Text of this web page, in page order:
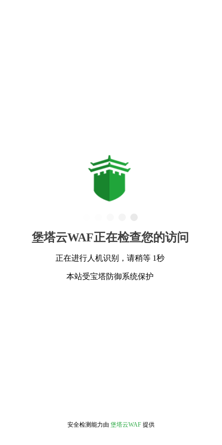
堡塔云WAF正在检查您的访问
正在进行人机识别，请稍等 1秒
本站受宝塔防御系统保护
安全检测能力由 堡塔云WAF 提供